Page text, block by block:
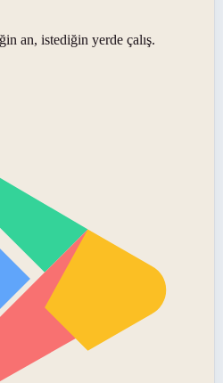
an, istediğin yerde çalış.